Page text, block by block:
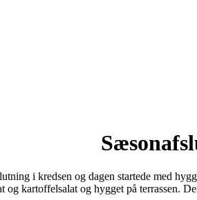
i kredsen og dagen startede med
og kartoffelsalat og hygget på terrassen.